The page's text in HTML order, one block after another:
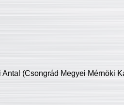
Antal (Csongrád Megyei Mérnöki